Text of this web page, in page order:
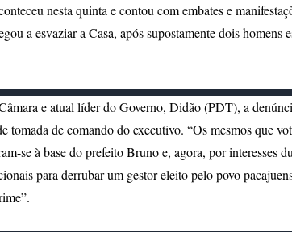
nesta quinta e contou com embates e
a esvaziar a Casa, após supostamente dois homens
e atual líder do Governo, Didão (PDT), a
tomada de comando do executivo. “Os mesmos que
se à base do prefeito Bruno e, agora, por interesses
para derrubar um gestor eleito pelo povo